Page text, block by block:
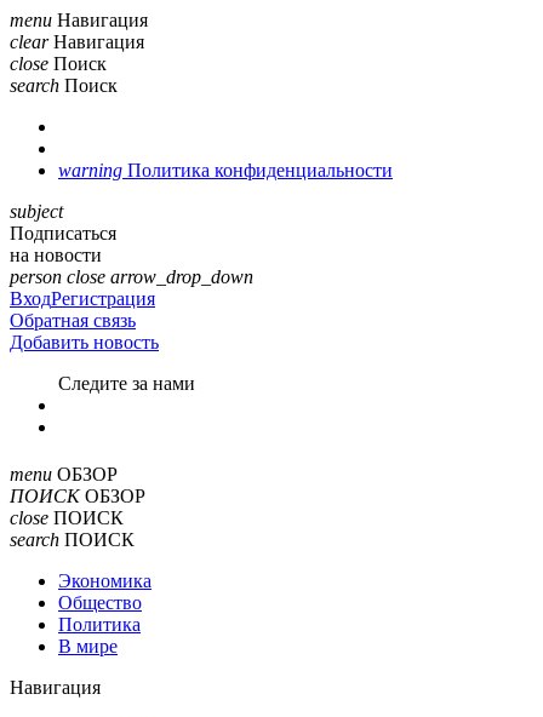
menu Навигация
clear Навигация
close Поиск
search Поиск
warning Политика конфиденциальности
subject
Подписаться
на новости
person close arrow_drop_down
ВходРегистрация
Обратная связь
Добавить новость
Cледите за нами
menu ОБЗОР
ПОИСК ОБЗОР
close ПОИСК
search ПОИСК
Экономика
Общество
Политика
В мире
Навигация